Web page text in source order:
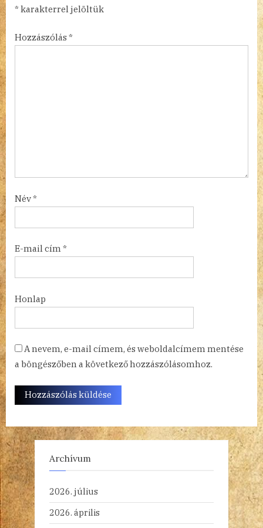
* karakterrel jelöltük
Hozzászólás *
Név*
E-mail cím*
Honlap
A nevem, e-mail címem, és weboldalcímem mentése
a böngészőben a következő hozzászólásomhoz.
Archívum
2026. július
2026. április